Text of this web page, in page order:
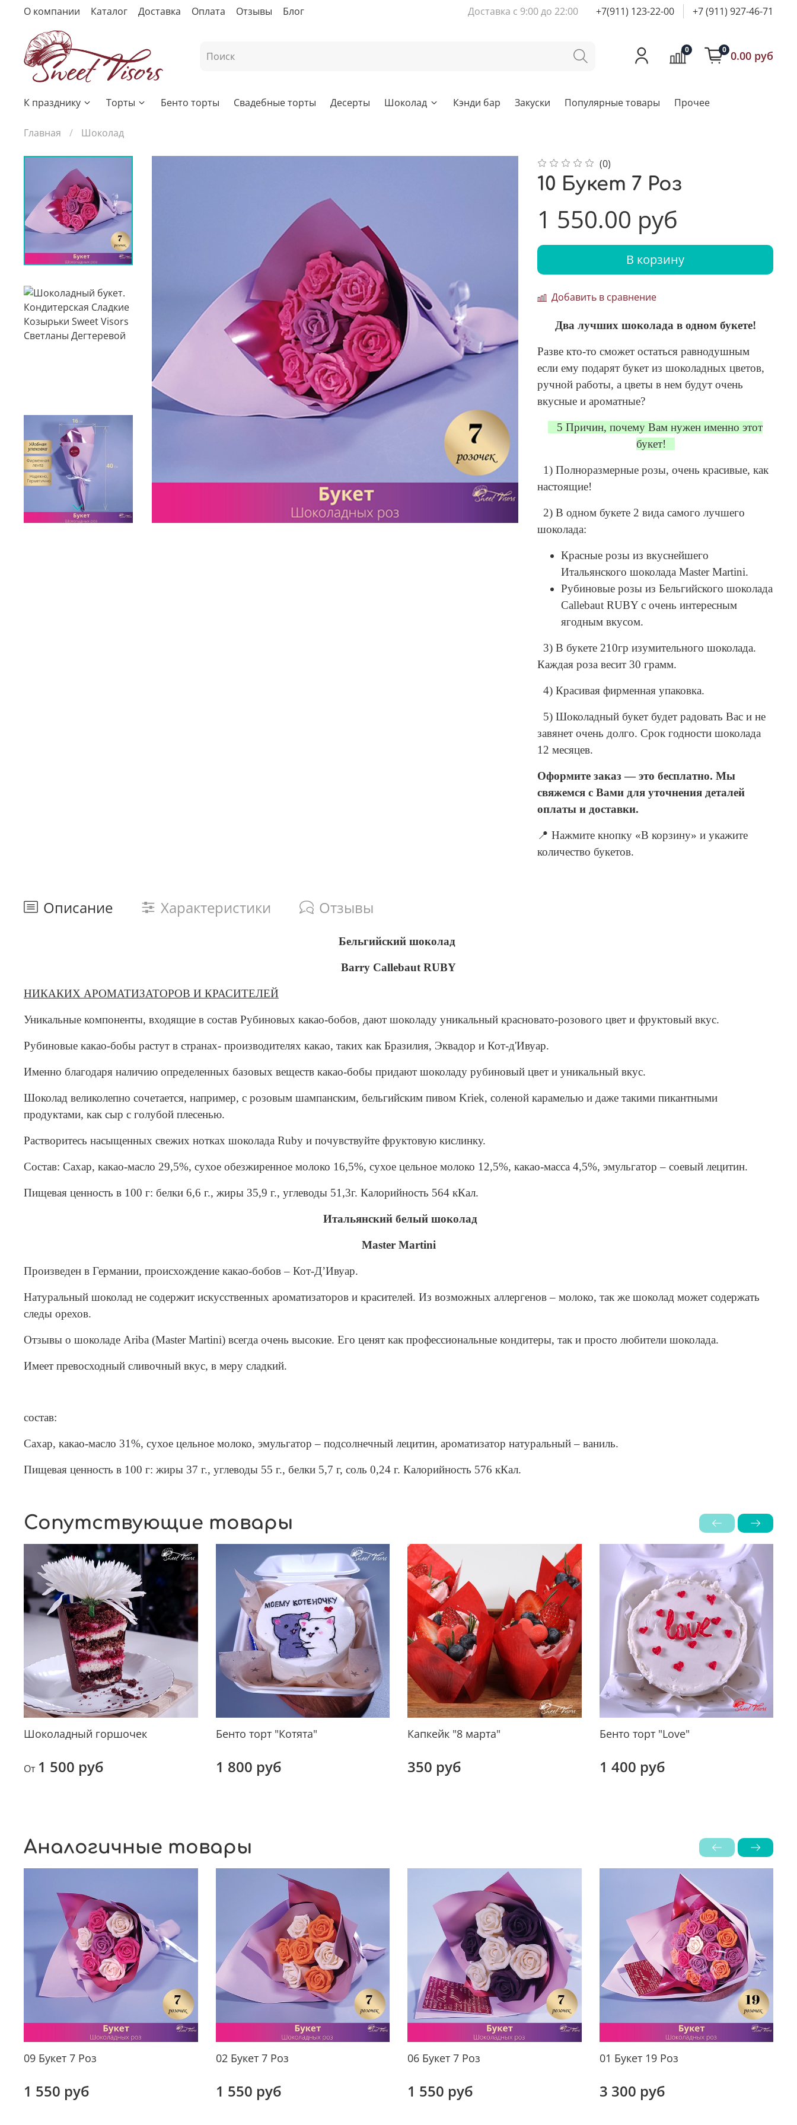
О компании Каталог Доставка Оплата Отзывы Блог Доставка с 9:00 до 22:00 +7(911) 123-22-00 +7 (911) 927-46-71
0 0 0.00 руб
К празднику Торты Бенто торты Свадебные торты Десерты Шоколад Кэнди бар Закуски Популярные товары Прочее
Главная Шоколад
(0)
10 Букет 7 Роз
1 550.00 руб
В корзину
Добавить в сравнение
Два лучших шоколада в одном букете!
Разве кто-то сможет остаться равнодушным
если ему подарят букет из шоколадных цветов,
ручной работы, а цветы в нем будут очень
вкусные и ароматные?
5 Причин, почему Вам нужен именно этот
букет!
1) Полноразмерные розы, очень красивые, как
настоящие!
2) В одном букете 2 вида самого лучшего
шоколада:
Красные розы из вкуснейшего
Итальянского шоколада Master Martini.
Рубиновые розы из Бельгийского шоколада
Callebaut RUBY с очень интересным
ягодным вкусом.
3) В букете 210гр изумительного шоколада.
Каждая роза весит 30 грамм.
4) Красивая фирменная упаковка.
5) Шоколадный букет будет радовать Вас и не
завянет очень долго. Срок годности шоколада
12 месяцев.
Оформите заказ — это бесплатно. Мы
свяжемся с Вами для уточнения деталей
оплаты и доставки.
📍 Нажмите кнопку «В корзину» и укажите
количество букетов.
Описание Характеристики Отзывы
Бельгийский шоколад
Barry Callebaut RUBY
НИКАКИХ АРОМАТИЗАТОРОВ И КРАСИТЕЛЕЙ
Уникальные компоненты, входящие в состав Рубиновых какао-бобов, дают шоколаду уникальный красновато-розового цвет и фруктовый вкус.
Рубиновые какао-бобы растут в странах- производителях какао, таких как Бразилия, Эквадор и Кот-д'Ивуар.
Именно благодаря наличию определенных базовых веществ какао-бобы придают шоколаду рубиновый цвет и уникальный вкус.
Шоколад великолепно сочетается, например, с розовым шампанским, бельгийским пивом Kriek, соленой карамелью и даже такими пикантными
продуктами, как сыр с голубой плесенью.
Растворитесь насыщенных свежих нотках шоколада Ruby и почувствуйте фруктовую кислинку.
Состав: Сахар, какао-масло 29,5%, сухое обезжиренное молоко 16,5%, сухое цельное молоко 12,5%, какао-масса 4,5%, эмульгатор – соевый лецитин.
Пищевая ценность в 100 г: белки 6,6 г., жиры 35,9 г., углеводы 51,3г. Калорийность 564 кКал.
Итальянский белый шоколад
Master Martini
Произведен в Германии, происхождение какао-бобов – Кот-Д’Ивуар.
Натуральный шоколад не содержит искусственных ароматизаторов и красителей. Из возможных аллергенов – молоко, так же шоколад может содержать
следы орехов.
Отзывы о шоколаде Ariba (Master Martini) всегда очень высокие. Его ценят как профессиональные кондитеры, так и просто любители шоколада.
Имеет превосходный сливочный вкус, в меру сладкий.
состав:
Сахар, какао-масло 31%, сухое цельное молоко, эмульгатор – подсолнечный лецитин, ароматизатор натуральный – ваниль.
Пищевая ценность в 100 г: жиры 37 г., углеводы 55 г., белки 5,7 г, соль 0,24 г. Калорийность 576 кКал.
Сопутствующие товары
Шоколадный горшочек
От 1 500 руб
Бенто торт "Котята"
1 800 руб
Капкейк "8 марта"
350 руб
Бенто торт "Love"
1 400 руб
Аналогичные товары
09 Букет 7 Роз
1 550 руб
02 Букет 7 Роз
1 550 руб
06 Букет 7 Роз
1 550 руб
01 Букет 19 Роз
3 300 руб